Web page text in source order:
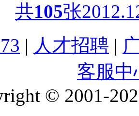
共105张
| 人才招聘 |
客服中
© 2001-